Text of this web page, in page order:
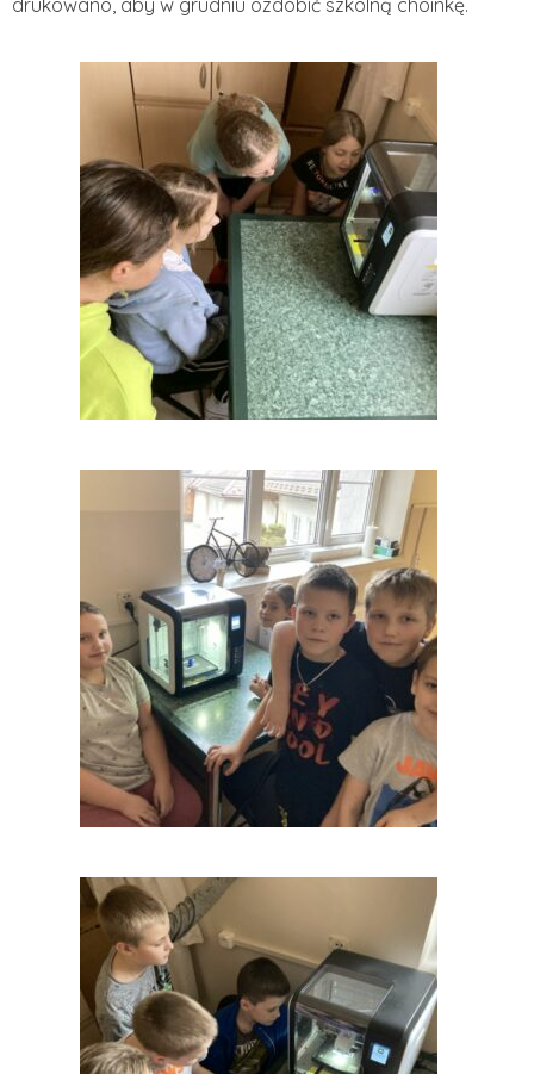
drukowano, aby w grudniu ozdobić szkolną choinkę.